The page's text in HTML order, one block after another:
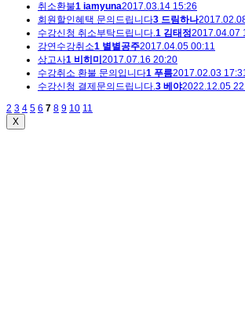
취소환불1 iamyuna2017.03.14 15:26
회원할인혜택 문의드립니다3 드림하나
수강신청 취소부탁드립니다.1 김태정2017.04.07
강연수강취소1 별별공주2017.04.05 00:11
상고사1 비히미 2017.07.16 20:20
수강취소 환불 문의입니다1 푸름2017.02.03
수강신청 결제문의드립니다.3 베야2022.12.05
2 3 4 5 6 7 8 9 10 11
X